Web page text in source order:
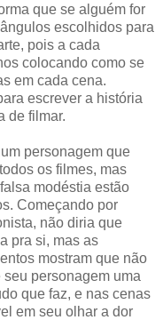
que se alguém for
escolhidos para
pois a cada
colocando como se
em cada cena.
escrever a história
de filmar.
personagem que
os filmes, mas
modéstia estão
Começando por
não diria que
pra si, mas as
mostram que não
personagem uma
que faz, e nas cenas
em seu olhar a dor